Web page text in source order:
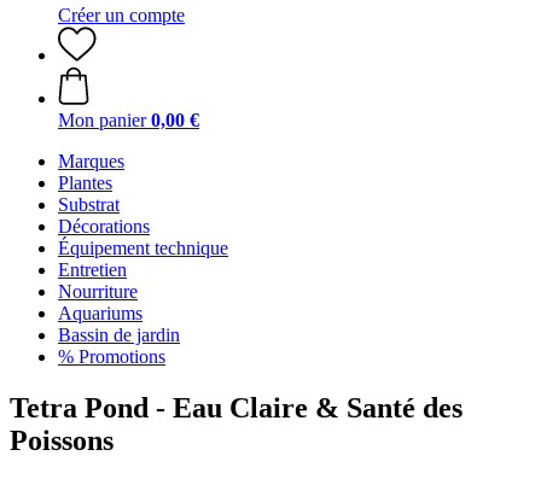
Créer un compte
Mon panier 0,00 €
Marques
Plantes
Substrat
Décorations
Équipement technique
Entretien
Nourriture
Aquariums
Bassin de jardin
% Promotions
Tetra Pond - Eau Claire & Santé des
Poissons